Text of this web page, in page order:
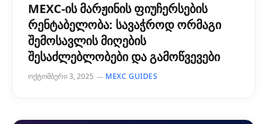
MEXC-ის მარჟინის ფიუჩერსების
რენტაბელობა: სავაჭროდ ორმაგი
შემოსავლის მიღების
შესაძლებლობები და გამოწვევები
ოქტომბერი 3, 2025 MEXC GUIDES